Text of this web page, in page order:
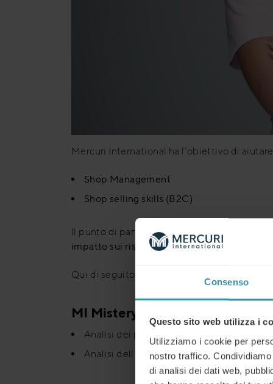
Consenso
Questo sito web utilizza i
Utilizziamo i cookie per
nostro traffico.
di analisi dei dati web,
Mercuri International ha l’obiettivo di
Shop Management
Shop selling skills (B2C)
Il punto di partenza per garantire l’efficacia
impatto sui risultati.
Qui di seguito troverete alcuni esempi di
MI Mistery Shopping:
Analisi dei punti vendita e dei
Analisi dell’efficienza della gestione